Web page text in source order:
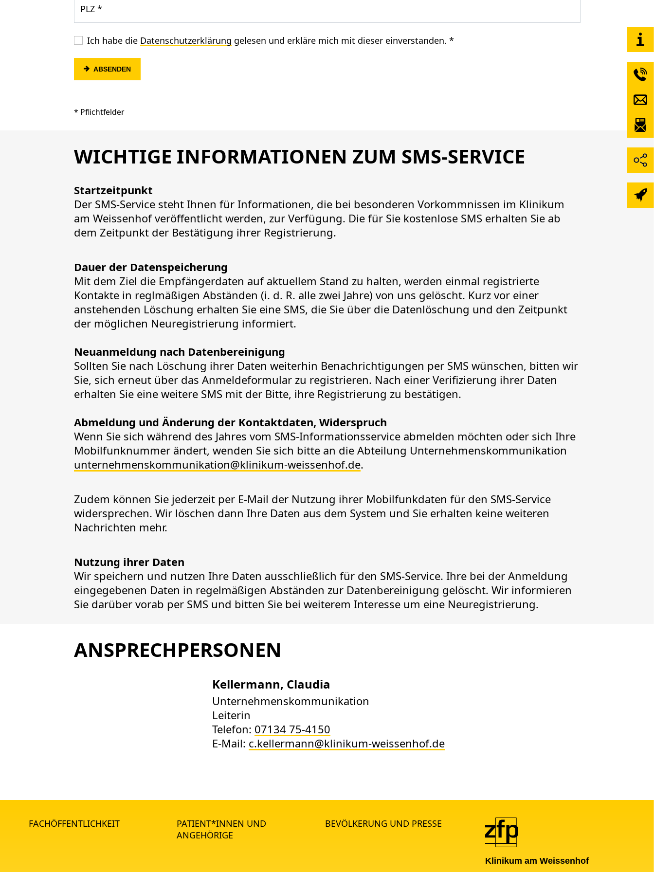
PLZ *
Ich habe die Datenschutzerklärung gelesen und erkläre mich mit dieser einverstanden. *
ABSENDEN
* Pflichtfelder
WICHTIGE INFORMATIONEN ZUM SMS-SERVICE
Startzeitpunkt
Der SMS-Service steht Ihnen für Informationen, die bei besonderen Vorkommnissen im Klinikum
am Weissenhof veröffentlicht werden, zur Verfügung. Die für Sie kostenlose SMS erhalten Sie ab
dem Zeitpunkt der Bestätigung ihrer Registrierung.
Dauer der Datenspeicherung
Mit dem Ziel die Empfängerdaten auf aktuellem Stand zu halten, werden einmal registrierte
Kontakte in reglmäßigen Abständen (i. d. R. alle zwei Jahre) von uns gelöscht. Kurz vor einer
anstehenden Löschung erhalten Sie eine SMS, die Sie über die Datenlöschung und den Zeitpunkt
der möglichen Neuregistrierung informiert.
Neuanmeldung nach Datenbereinigung
Sollten Sie nach Löschung ihrer Daten weiterhin Benachrichtigungen per SMS wünschen, bitten wir
Sie, sich erneut über das Anmeldeformular zu registrieren. Nach einer Verifizierung ihrer Daten
erhalten Sie eine weitere SMS mit der Bitte, ihre Registrierung zu bestätigen.
Abmeldung und Änderung der Kontaktdaten, Widerspruch
Wenn Sie sich während des Jahres vom SMS-Informationsservice abmelden möchten oder sich Ihre
Mobilfunknummer ändert, wenden Sie sich bitte an die Abteilung Unternehmenskommunikation
unternehmenskommunikation@klinikum-weissenhof.de.
Zudem können Sie jederzeit per E-Mail der Nutzung ihrer Mobilfunkdaten für den SMS-Service
widersprechen. Wir löschen dann Ihre Daten aus dem System und Sie erhalten keine weiteren
Nachrichten mehr.
Nutzung ihrer Daten
Wir speichern und nutzen Ihre Daten ausschließlich für den SMS-Service. Ihre bei der Anmeldung
eingegebenen Daten in regelmäßigen Abständen zur Datenbereinigung gelöscht. Wir informieren
Sie darüber vorab per SMS und bitten Sie bei weiterem Interesse um eine Neuregistrierung.
ANSPRECHPERSONEN
Kellermann, Claudia
Unternehmenskommunikation
Leiterin
Telefon: 07134 75-4150
E-Mail: c.kellermann@klinikum-weissenhof.de
FACHÖFFENTLICHKEIT
PATIENT*INNEN UND
ANGEHÖRIGE
BEVÖLKERUNG UND PRESSE
Klinikum am Weissenhof